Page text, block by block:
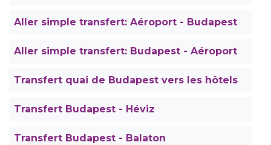
Aller simple transfert: Aéroport - Budapest
Aller simple transfert: Budapest - Aéroport
Transfert quai de Budapest vers les hôtels
Transfert Budapest - Héviz
Transfert Budapest - Balaton